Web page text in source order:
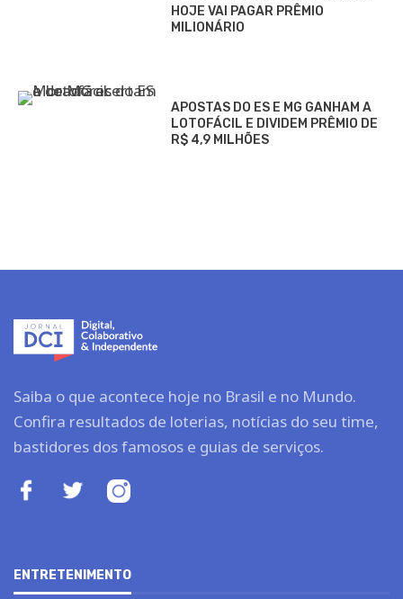
HOJE VAI PAGAR PRÊMIO
MILIONÁRIO
APOSTAS DO ES E MG GANHAM A
LOTOFÁCIL E DIVIDEM PRÊMIO DE
R$ 4,9 MILHÕES
Saiba o que acontece hoje no Brasil e no Mundo.
Confira resultados de loterias, notícias do seu time,
bastidores dos famosos e guias de serviços.
ENTRETENIMENTO